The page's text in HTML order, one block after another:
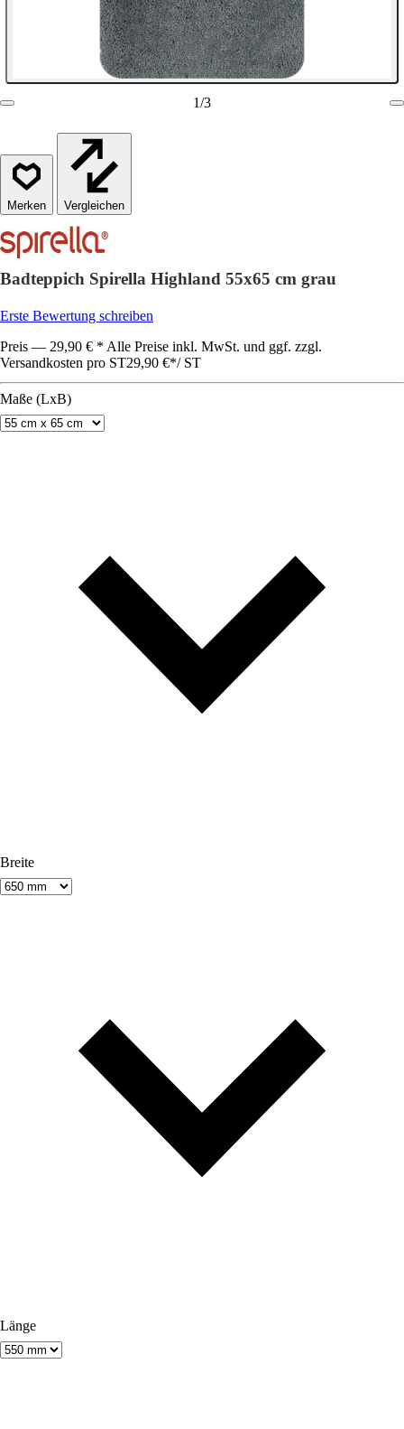
1/3
Vergleichen
Badteppich Spirella Highland 55x65 cm grau
Erste Bewertung schreiben
Preis — 29,90 € * Alle Preise inkl. MwSt. und ggf. zzgl.
Versandkosten pro ST29,90 €*/ ST
Maße (LxB)
Breite
Länge